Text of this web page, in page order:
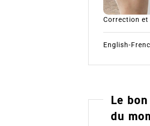
Correction et
English-
Le
du